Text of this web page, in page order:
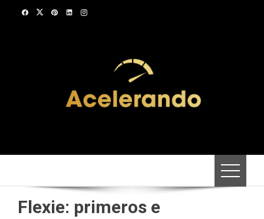
Flexie: primeros e